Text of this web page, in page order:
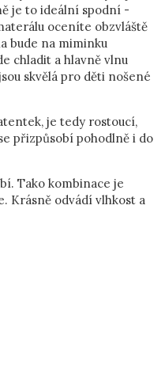
je to ideální spodní -
oceníte obzvláště
bude na miminku
chladit a hlavně vlnu
skvělá pro děti nošené
je tedy rostoucí,
přizpůsobí pohodlně i do
Tako kombinace je
Krásně odvádí vlhkost a